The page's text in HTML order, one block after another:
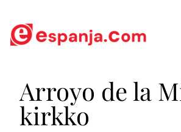
Arroyo de la
kirkko